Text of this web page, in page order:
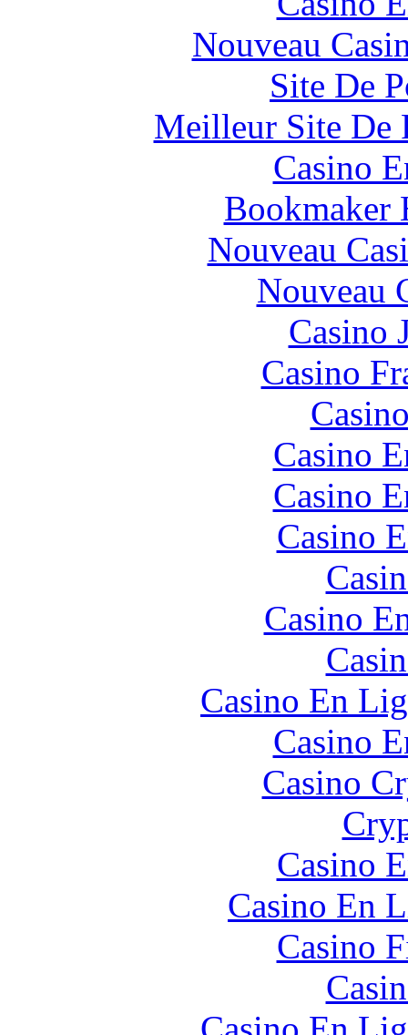
Nouveau
Site De
Meilleur Site De
Casino
Bookmaker
Nouveau
Nouveau
Casino
Casino
Casino
Casino
Casino
Casino
Casino En
Casino
Casino
Casino
Casino En
Casino